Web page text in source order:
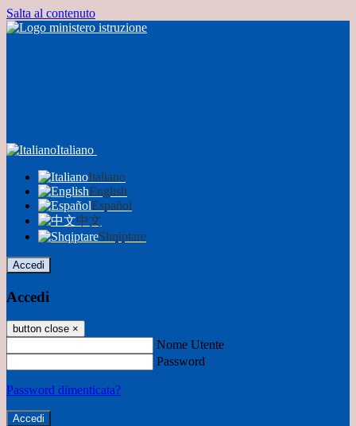
Salta al contenuto
Italiano
Italiano
English
Español
中文
Shqiptare
Accedi
Accedi
button close ×
Nome Utente
Password
Password dimenticata?